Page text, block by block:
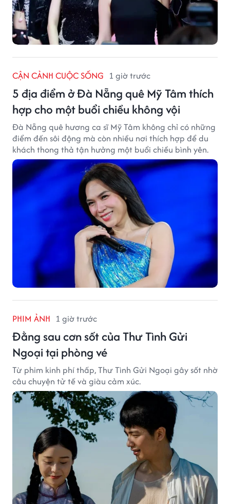
CẬN CẢNH CUỘC SỐNG 1 giờ trước
5 địa điểm ở Đà Nẵng quê Mỹ Tâm thích
hợp cho một buổi chiều không vội
Đà Nẵng quê hương ca sĩ Mỹ Tâm không chỉ có những
điểm đến sôi động mà còn nhiều nơi thích hợp để du
khách thong thả tận hưởng một buổi chiều bình yên.
PHIM ẢNH 1 giờ trước
Đằng sau cơn sốt của Thư Tình Gửi
Ngoại tại phòng vé
Từ phim kinh phí thấp, Thư Tình Gửi Ngoại gây sốt nhờ
câu chuyện tử tế và giàu cảm xúc.